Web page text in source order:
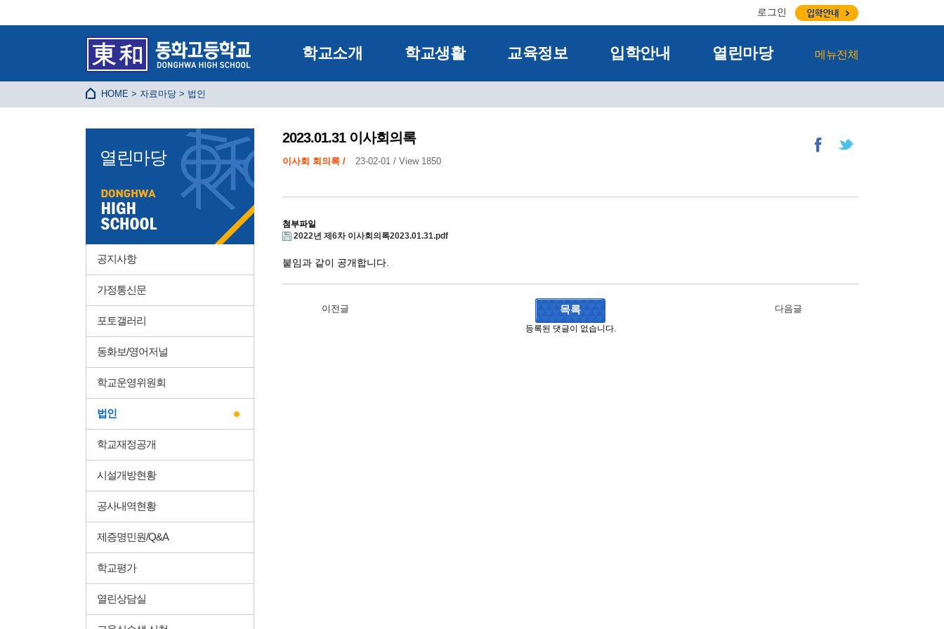
로그인
학교소개 학교생활 교육정보 입학안내 열린마당 메뉴전체
HOME > 자료마당 > 법인
열린마당
공지사항
가정통신문
포토갤러리
동화보/영어저널
학교운영위원회
법인
학교재정공개
시설개방현황
공사내역현황
제증명민원/Q&A
학교평가
열린상담실
2023.01.31 이사회의록
이사회 회의록 / 23-02-01 / View 1850
첨부파일
2022년 제6차 이사회의록2023.01.31.pdf
붙임과 같이 공개합니다.
이전글 다음글
등록된 댓글이 없습니다.